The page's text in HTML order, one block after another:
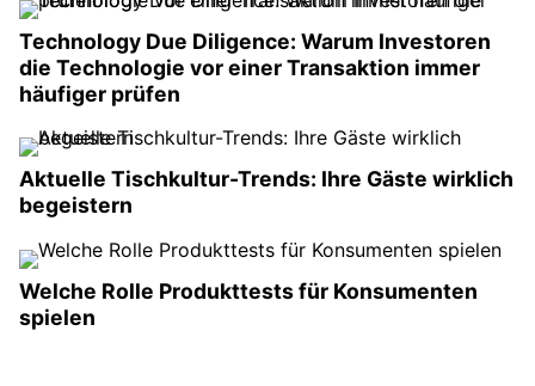
Technology Due Diligence: Warum Investoren
die Technologie vor einer Transaktion immer
häufiger prüfen
Aktuelle Tischkultur-Trends: Ihre Gäste wirklich
begeistern
Welche Rolle Produkttests für Konsumenten
spielen